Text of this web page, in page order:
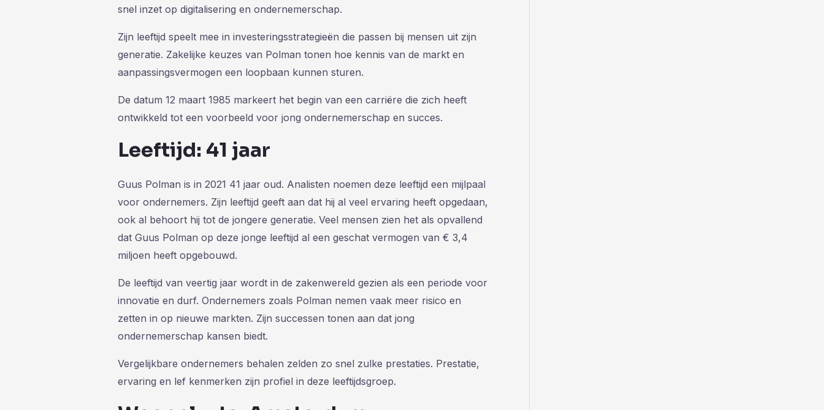
snel inzet op digitalisering en ondernemerschap.
Zijn leeftijd speelt mee in investeringsstrategieën die passen bij mensen uit zijn
generatie. Zakelijke keuzes van Polman tonen hoe kennis van de markt en
aanpassingsvermogen een loopbaan kunnen sturen.
De datum 12 maart 1985 markeert het begin van een carriëre die zich heeft
ontwikkeld tot een voorbeeld voor jong ondernemerschap en succes.
Leeftijd: 41 jaar
Guus Polman is in 2021 41 jaar oud. Analisten noemen deze leeftijd een mijlpaal
voor ondernemers. Zijn leeftijd geeft aan dat hij al veel ervaring heeft opgedaan,
ook al behoort hij tot de jongere generatie. Veel mensen zien het als opvallend
dat Guus Polman op deze jonge leeftijd al een geschat vermogen van € 3,4
miljoen heeft opgebouwd.
De leeftijd van veertig jaar wordt in de zakenwereld gezien als een periode voor
innovatie en durf. Ondernemers zoals Polman nemen vaak meer risico en
zetten in op nieuwe markten. Zijn successen tonen aan dat jong
ondernemerschap kansen biedt.
Vergelijkbare ondernemers behalen zelden zo snel zulke prestaties. Prestatie,
ervaring en lef kenmerken zijn profiel in deze leeftijdsgroep.